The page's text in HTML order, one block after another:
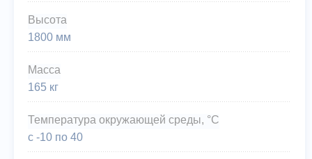
Высота
1800 мм
Масса
165 кг
Температура окружающей среды, °C
с -10 по 40